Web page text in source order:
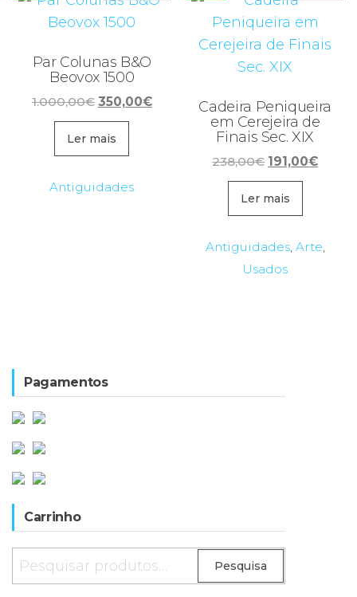
Par Colunas B&O
Beovox 1500
1.000,00€ O
preço
original
era:
350,00€O
Ler mais
Antiguidades
Cadeira Peniqueira
em Cerejeira de
Finais Sec. XIX
238,00€ O
preço
original
era:
191,00€O
Ler mais
Antiguidades, Arte,
Usados
Pagamentos
Carrinho
Pesquisar
por:
Pesquisa